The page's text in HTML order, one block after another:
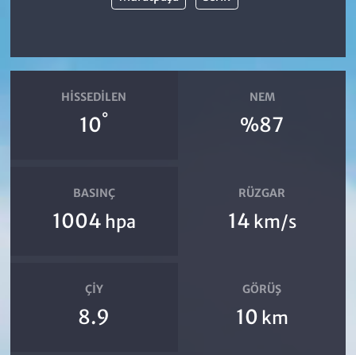
HISSEDILEN
10°
NEM
%87
BASINÇ
1004 hpa
RÜZGAR
14 km/s
ÇIY
8.9
GÖRÜŞ
10 km